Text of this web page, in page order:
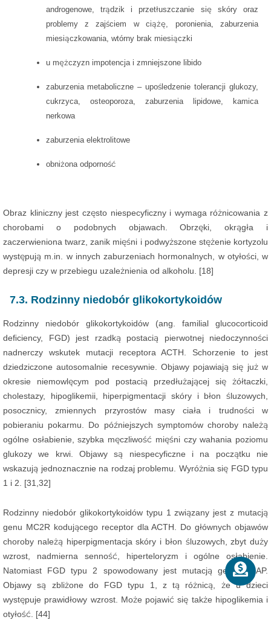
androgenowe, trądzik i przetłuszczanie się skóry oraz
problemy z zajściem w ciążę, poronienia, zaburzenia
miesiączkowania, wtórny brak miesiączki
u mężczyzn impotencja i zmniejszone libido
zaburzenia metaboliczne – upośledzenie tolerancji glukozy,
cukrzyca, osteoporoza, zaburzenia lipidowe, kamica
nerkowa
zaburzenia elektrolitowe
obniżona odporność
Obraz kliniczny jest często niespecyficzny i wymaga różnicowania z
chorobami o podobnych objawach. Obrzęki, okrągła i
zaczerwieniona twarz, zanik mięśni i podwyższone stężenie kortyzolu
występują m.in. w innych zaburzeniach hormonalnych, w otyłości, w
depresji czy w przebiegu uzależnienia od alkoholu. [18]
7.3. Rodzinny niedobór glikokortykoidów
Rodzinny niedobór glikokortykoidów (ang. familial glucocorticoid
deﬁciency, FGD) jest rzadką postacią pierwotnej niedoczynności
nadnerczy wskutek mutacji receptora ACTH. Schorzenie to jest
dziedziczone autosomalnie recesywnie. Objawy pojawiają się już w
okresie niemowlęcym pod postacią przedłużającej się żółtaczki,
cholestazy, hipoglikemii, hiperpigmentacji skóry i błon śluzowych,
posocznicy, zmiennych przyrostów masy ciała i trudności w
pobieraniu pokarmu. Do późniejszych symptomów choroby należą
ogólne osłabienie, szybka męczliwość mięśni czy wahania poziomu
glukozy we krwi. Objawy są niespecyficzne i na początku nie
wskazują jednoznacznie na rodzaj problemu. Wyróżnia się FGD typu
1 i 2. [31,32]
Rodzinny niedobór glikokortykoidów typu 1 związany jest z mutacją
genu MC2R kodującego receptor dla ACTH. Do głównych objawów
choroby należą hiperpigmentacja skóry i błon śluzowych, zbyt duży
wzrost, nadmierna senność, hiperteloryzm i ogólne osłabienie.
Natomiast FGD typu 2 spowodowany jest mutacją genu MRAP.
Objawy są zbliżone do FGD typu 1, z tą różnicą, że u dzieci
występuje prawidłowy wzrost. Może pojawić się także hipoglikemia i
otyłość. [44]